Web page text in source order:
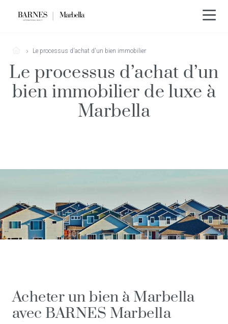
Le processus d'achat d'un bien immobilier
Le processus d’achat d’un
bien immobilier de luxe à
Marbella
Acheter un bien à Marbella
avec BARNES Marbella